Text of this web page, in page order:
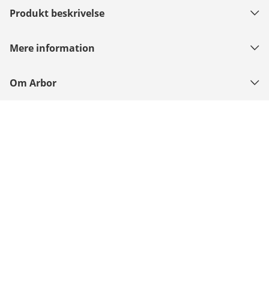
Produkt beskrivelse
Mere information
Om Arbor